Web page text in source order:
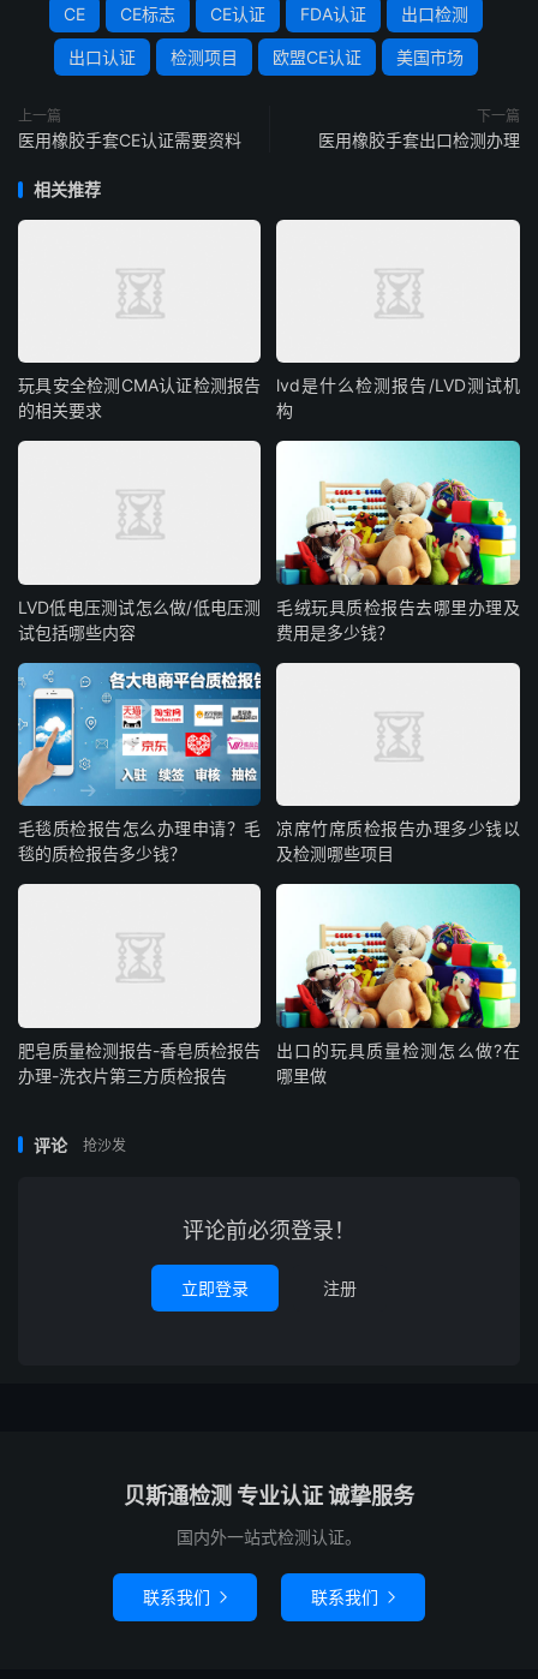
CE CE标志 CE认证 FDA认证 出口检测
出口认证 检测项目 欧盟CE认证 美国市场
上一篇
医用橡胶手套CE认证需要资料
下一篇
医用橡胶手套出口检测办理
相关推荐
玩具安全检测CMA认证检测报告
的相关要求
lvd是什么检测报告/LVD测试机
构
LVD低电压测试怎么做/低电压测
试包括哪些内容
毛绒玩具质检报告去哪里办理及
费用是多少钱？
毛毯质检报告怎么办理申请？毛
毯的质检报告多少钱？
凉席竹席质检报告办理多少钱以
及检测哪些项目
肥皂质量检测报告-香皂质检报告
办理-洗衣片第三方质检报告
出口的玩具质量检测怎么做?在
哪里做
评论 抢沙发
评论前必须登录！
立即登录 注册
贝斯通检测 专业认证 诚挚服务
国内外一站式检测认证。
联系我们  联系我们 